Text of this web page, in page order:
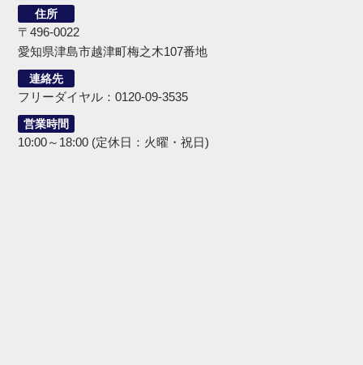
住所
〒496-0022
愛知県津島市越津町梅之木107番地
連絡先
フリーダイヤル：0120-09-3535
営業時間
10:00～18:00 (定休日：火曜・祝日)